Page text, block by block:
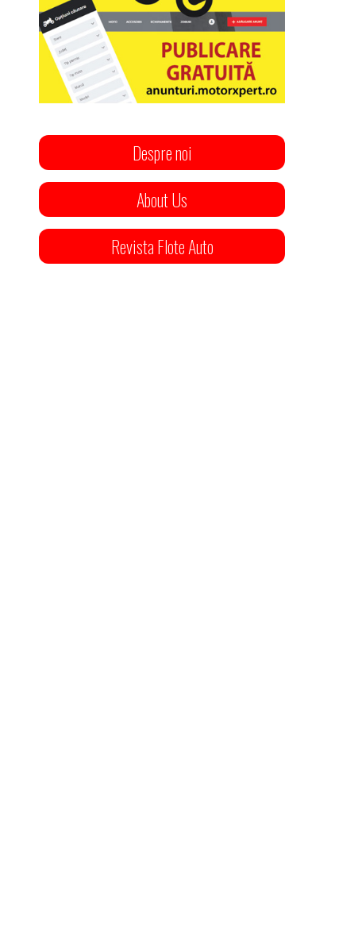
Despre noi
About Us
Revista Flote Auto